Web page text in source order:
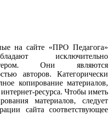
на сайте «ПРО Педагога»
исключительно
Они являются
авторов. Категорически
копирование материалов,
ресурса. Чтобы иметь
материалов, следует
сайта соответствующее